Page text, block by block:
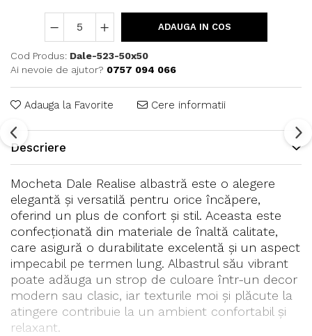
ADAUGA IN COS
Cod Produs: Dale-523-50x50
Ai nevoie de ajutor? 0757 094 066
Adauga la Favorite Cere informatii
Descriere
Mocheta Dale Realise albastră este o alegere
elegantă și versatilă pentru orice încăpere,
oferind un plus de confort și stil. Aceasta este
confecționată din materiale de înaltă calitate,
care asigură o durabilitate excelentă și un aspect
impecabil pe termen lung. Albastrul său vibrant
poate adăuga un strop de culoare într-un decor
modern sau clasic, iar texturile moi și plăcute la
atingere contribuie la un ambient confortabil și
relaxant.